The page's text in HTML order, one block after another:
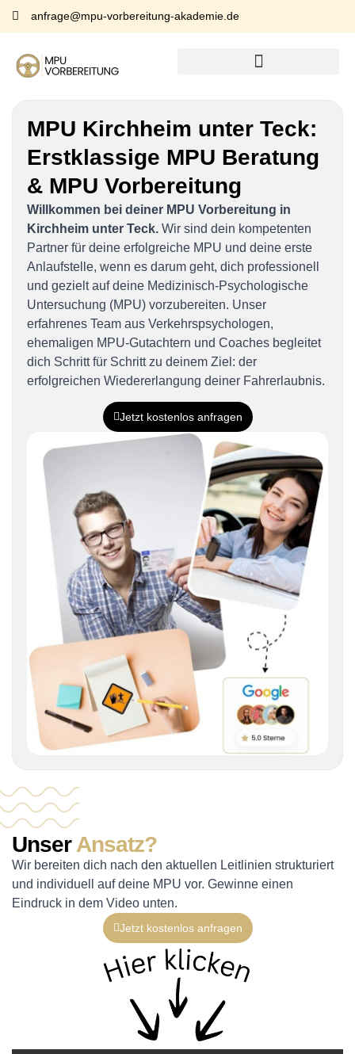
anfrage@mpu-vorbereitung-akademie.de
MPU Kirchheim unter Teck:
Erstklassige MPU Beratung
& MPU Vorbereitung
Willkommen bei deiner MPU Vorbereitung in
Kirchheim unter Teck. Wir sind dein kompetenten
Partner für deine erfolgreiche MPU und deine erste
Anlaufstelle, wenn es darum geht, dich professionell
und gezielt auf deine Medizinisch-Psychologische
Untersuchung (MPU) vorzubereiten. Unser
erfahrenes Team aus Verkehrspsychologen,
ehemaligen MPU-Gutachtern und Coaches begleitet
dich Schritt für Schritt zu deinem Ziel: der
erfolgreichen Wiedererlangung deiner Fahrerlaubnis.
Jetzt kostenlos anfragen
UnserAnsatz?
Wir bereiten dich nach den aktuellen Leitlinien strukturiert
und individuell auf deine MPU vor. Gewinne einen
Eindruck in dem Video unten.
Jetzt kostenlos anfragen